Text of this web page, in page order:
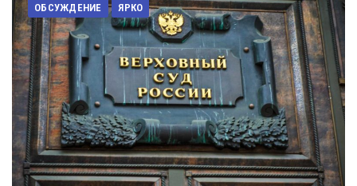
ОБСУЖДЕНИЕ ЯРКО